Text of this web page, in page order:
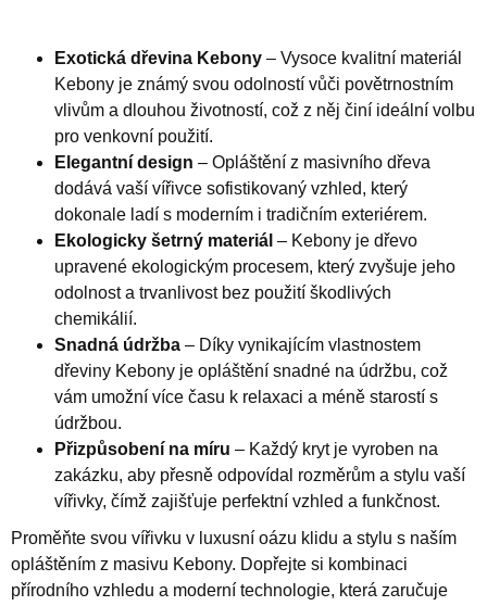
Exotická dřevina Kebony – Vysoce kvalitní materiál
Kebony je známý svou odolností vůči povětrnostním
vlivům a dlouhou životností, což z něj činí ideální volbu
pro venkovní použití.
Elegantní design – Opláštění z masivního dřeva
dodává vaší vířivce sofistikovaný vzhled, který
dokonale ladí s moderním i tradičním exteriérem.
Ekologicky šetrný materiál – Kebony je dřevo
upravené ekologickým procesem, který zvyšuje jeho
odolnost a trvanlivost bez použití škodlivých
chemikálií.
Snadná údržba – Díky vynikajícím vlastnostem
dřeviny Kebony je opláštění snadné na údržbu, což
vám umožní více času k relaxaci a méně starostí s
údržbou.
Přizpůsobení na míru – Každý kryt je vyroben na
zakázku, aby přesně odpovídal rozměrům a stylu vaší
vířivky, čímž zajišťuje perfektní vzhled a funkčnost.
Proměňte svou vířivku v luxusní oázu klidu a stylu s naším
opláštěním z masivu Kebony. Dopřejte si kombinaci
přírodního vzhledu a moderní technologie, která zaručuje